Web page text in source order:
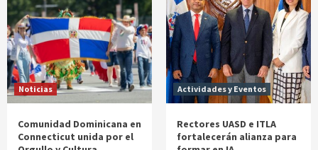
Noticias
Comunidad Dominicana en
Connecticut unida por el
Actividades y Eventos
Rectores UASD e ITLA
fortalecerán alianza para